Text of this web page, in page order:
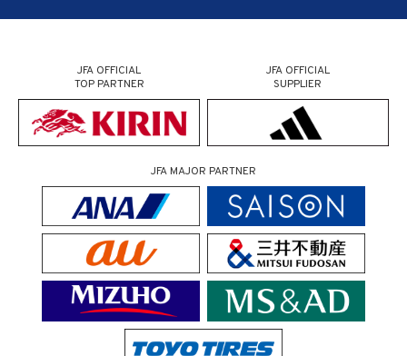
JFA OFFICIAL
TOP PARTNER
JFA OFFICIAL
SUPPLIER
JFA MAJOR PARTNER